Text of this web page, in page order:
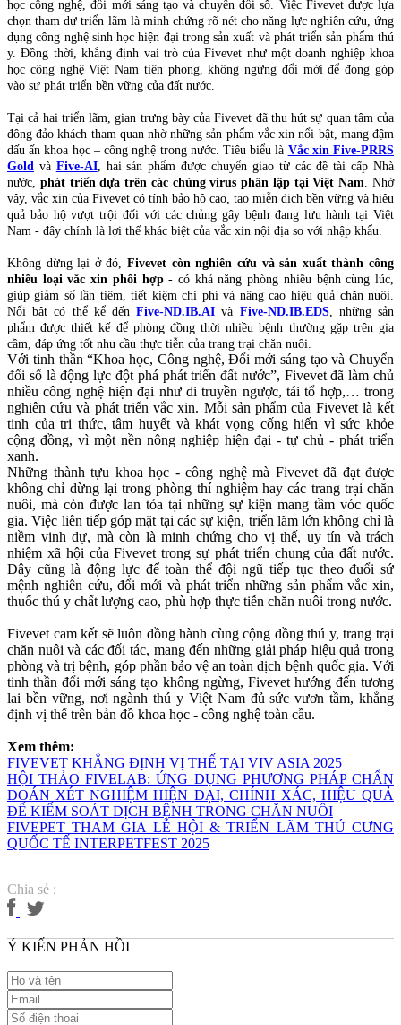
học công nghệ, đổi mới sáng tạo và chuyển đổi số. Việc Fivevet được lựa
chọn tham dự triển lãm là minh chứng rõ nét cho năng lực nghiên cứu, ứng
dụng công nghệ sinh học hiện đại trong sản xuất và phát triển sản phẩm thú
y. Đồng thời, khẳng định vai trò của Fivevet như một doanh nghiệp khoa
học công nghệ Việt Nam tiên phong, không ngừng đổi mới để đóng góp
vào sự phát triển bền vững của đất nước.
Tại cả hai triển lãm, gian trưng bày của Fivevet đã thu hút sự quan tâm của
đông đảo khách tham quan nhờ những sản phẩm vắc xin nổi bật, mang đậm
dấu ấn khoa học – công nghệ trong nước. Tiêu biểu là Vắc xin Five-PRRS
Gold và Five-AI, hai sản phẩm được chuyển giao từ các đề tài cấp Nhà
nước, phát triển dựa trên các chủng virus phân lập tại Việt Nam . Nhờ
vậy, vắc xin của Fivevet có tính bảo hộ cao, tạo miễn dịch bền vững và hiệu
quả bảo hộ vượt trội đối với các chủng gây bệnh đang lưu hành tại Việt
Nam - đây chính là lợi thế khác biệt của vắc xin nội địa so với nhập khẩu.
Không dừng lại ở đó,Fivevet còn nghiên cứu và sản xuất thành công
nhiều loại vắc xin phối hợp- có khả năng phòng nhiều bệnh cùng lúc,
giúp giảm số lần tiêm, tiết kiệm chi phí và nâng cao hiệu quả chăn nuôi.
Nổi bật có thể kể đếnFive-ND.IB.AI và Five-ND.IB.EDS, những sản
phẩm được thiết kế để phòng đồng thời nhiều bệnh thường gặp trên gia
cầm, đáp ứng tốt nhu cầu thực tiễn của trang trại chăn nuôi.
Với tinh thần “Khoa học, Công nghệ, Đổi mới sáng tạo và Chuyển
đổi số là động lực đột phá phát triển đất nước”, Fivevet đã làm chủ
nhiều công nghệ hiện đại như di truyền ngược, tái tổ hợp,… trong
nghiên cứu và phát triển vắc xin. Mỗi sản phẩm của Fivevet là kết
tinh của tri thức, tâm huyết và khát vọng cống hiến vì sức khỏe
cộng đồng, vì một nền nông nghiệp hiện đại - tự chủ - phát triển
xanh.
Những thành tựu khoa học - công nghệ mà Fivevet đã đạt được
không chỉ dừng lại trong phòng thí nghiệm hay các trang trại chăn
nuôi, mà còn được lan tỏa tại những sự kiện mang tầm vóc quốc
gia. Việc liên tiếp góp mặt tại các sự kiện, triển lãm lớn không chỉ là
niềm vinh dự, mà còn là minh chứng cho vị thế, uy tín và trách
nhiệm xã hội của Fivevet trong sự phát triển chung của đất nước.
Đây cũng là động lực để toàn thể đội ngũ tiếp tục theo đuổi sứ
mệnh nghiên cứu, đổi mới và phát triển những sản phẩm vắc xin,
thuốc thú y chất lượng cao, phù hợp thực tiễn chăn nuôi trong nước.
Fivevet cam kết sẽ luôn đồng hành cùng cộng đồng thú y, trang trại
chăn nuôi và các đối tác, mang đến những giải pháp hiệu quả trong
phòng và trị bệnh, góp phần bảo vệ an toàn dịch bệnh quốc gia. Với
tinh thần đổi mới sáng tạo không ngừng, Fivevet hướng đến tương
lai bền vững, nơi ngành thú y Việt Nam đủ sức vươn tầm, khẳng
định vị thế trên bản đồ khoa học - công nghệ toàn cầu.
Xem thêm:
FIVEVET KHẲNG ĐỊNH VỊ THẾ TẠI VIV ASIA 2025
HỘI THẢO FIVELAB: ỨNG DỤNG PHƯƠNG PHÁP CHẨN
ĐOÁN XÉT NGHIỆM HIỆN ĐẠI, CHÍNH XÁC, HIỆU QUẢ
ĐỂ KIỂM SOÁT DỊCH BỆNH TRONG CHĂN NUÔI
FIVEPET THAM GIA LỄ HỘI & TRIỂN LÃM THÚ CƯNG
QUỐC TẾ INTERPETFEST 2025
Chia sẻ :
Ý KIẾN PHẢN HỒI